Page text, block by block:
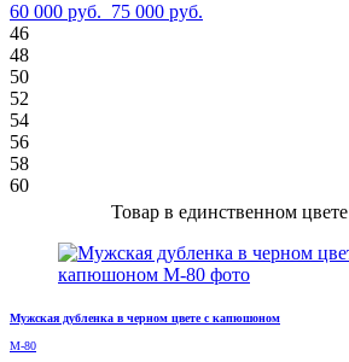
60 000 руб. 75 000 руб.
46
48
50
52
54
56
58
60
Товар в единственном цвете
Мужская дубленка в черном цвете с капюшоном
М-80